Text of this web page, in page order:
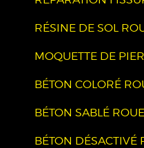
RÉSINE DE SOL
MOQUETTE DE
BÉTON COLORÉ
BÉTON SABLÉ
BÉTON DÉSACTIVÉ